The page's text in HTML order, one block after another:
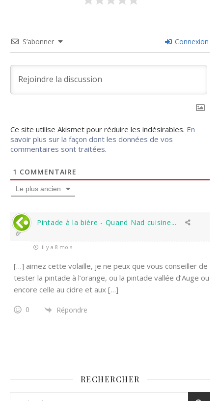
S’abonner Connexion
Ce site utilise Akismet pour réduire les indésirables. En
savoir plus sur la façon dont les données de vos
commentaires sont traitées.
1 COMMENTAIRE
Le plus ancien
Pintade à la bière - Quand Nad cuisine...
il y a 8 mois
[…] aimez cette volaille, je ne peux que vous conseiller de
tester la pintade à l’orange, ou la pintade vallée d’Auge ou
encore celle au cidre et aux […]
0 Répondre
RECHERCHER